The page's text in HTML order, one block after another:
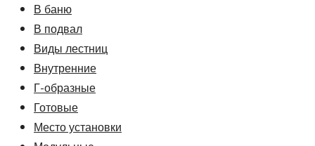
В баню
В подвал
Виды лестниц
Внутренние
Г-образные
Готовые
Место установки